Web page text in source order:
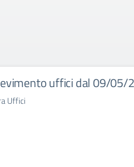
uffici dal 09/05/
Uffici